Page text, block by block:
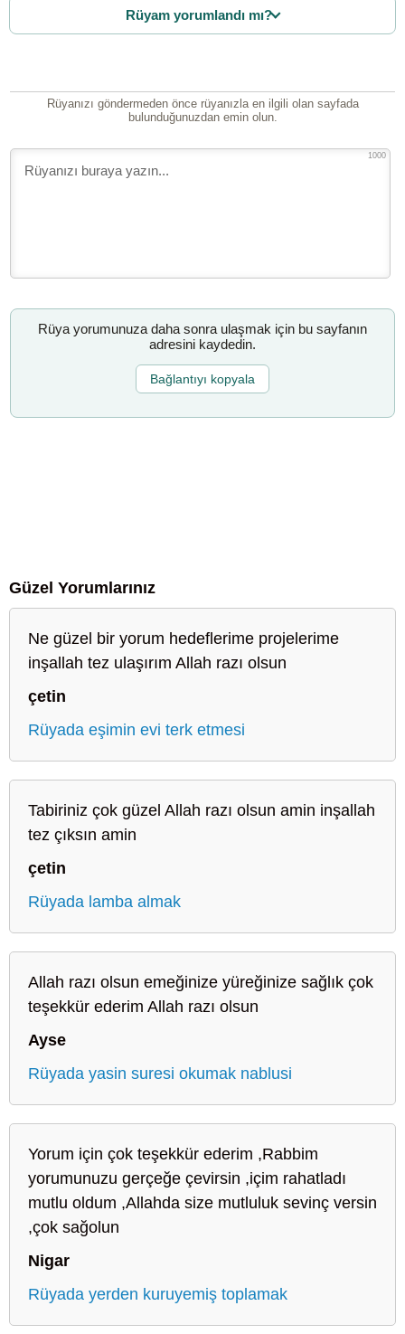
Rüyam yorumlandı mı?
Rüyanızı göndermeden önce rüyanızla en ilgili olan sayfada
bulunduğunuzdan emin olun.
1000
Rüya yorumunuza daha sonra ulaşmak için bu sayfanın
adresini kaydedin.
Bağlantıyı kopyala
Güzel Yorumlarınız
Ne güzel bir yorum hedeflerime projelerime
inşallah tez ulaşırım Allah razı olsun
çetin
Rüyada eşimin evi terk etmesi
Tabiriniz çok güzel Allah razı olsun amin inşallah
tez çıksın amin
çetin
Rüyada lamba almak
Allah razı olsun emeğinize yüreğinize sağlık çok
teşekkür ederim Allah razı olsun
Ayse
Rüyada yasin suresi okumak nablusi
Yorum için çok teşekkür ederim ,Rabbim
yorumunuzu gerçeğe çevirsin ,içim rahatladı
mutlu oldum ,Allahda size mutluluk sevinç versin
,çok sağolun
Nigar
Rüyada yerden kuruyemiş toplamak